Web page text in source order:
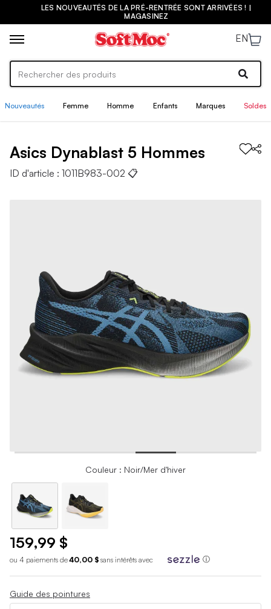
LES NOUVEAUTÉS DE LA PRÉ-RENTRÉE SONT ARRIVÉES ! |
MAGASINEZ
EN
Nouveautés Femme Homme Enfants Marques Soldes
Asics Dynablast 5 Hommes
ID d'article : 1011B983-002 📋
Couleur : Noir/Mer d'hiver
159,99 $
ou 4 paiements de40,00 $ sans intérêts avec ⓘ
Guide des pointures